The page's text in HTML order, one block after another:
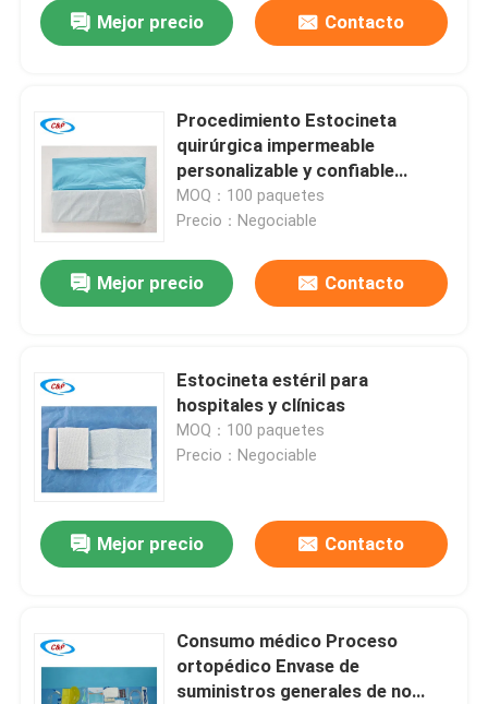
Mejor precio Contacto
Procedimiento Estocineta
quirúrgica impermeable
personalizable y confiable
OEM/ODM
MOQ：100 paquetes
Precio：Negociable
Mejor precio Contacto
Estocineta estéril para
hospitales y clínicas
MOQ：100 paquetes
Precio：Negociable
Mejor precio Contacto
Consumo médico Proceso
ortopédico Envase de
suministros generales de no